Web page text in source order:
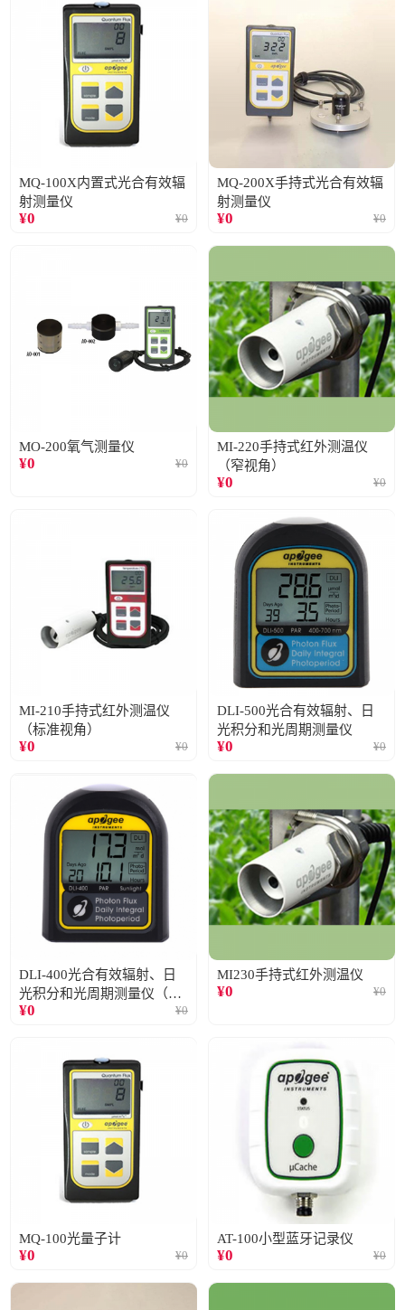
MQ-100X内置式光合有效辐
射测量仪
¥0 ¥0
MQ-200X手持式光合有效辐
射测量仪
¥0 ¥0
MO-200氧气测量仪
¥0 ¥0
MI-220手持式红外测温仪
（窄视角）
¥0 ¥0
MI-210手持式红外测温仪
（标准视角）
¥0 ¥0
DLI-500光合有效辐射、日
光积分和光周期测量仪
¥0 ¥0
DLI-400光合有效辐射、日
光积分和光周期测量仪（仅
阳光）
¥0 ¥0
MI230手持式红外测温仪
¥0 ¥0
MQ-100光量子计
¥0 ¥0
AT-100小型蓝牙记录仪
¥0 ¥0